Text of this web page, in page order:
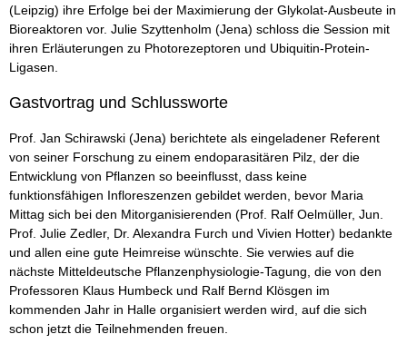
(Leipzig) ihre Erfolge bei der Maximierung der Glykolat-Ausbeute in
Bioreaktoren vor. Julie Szyttenholm (Jena) schloss die Session mit
ihren Erläuterungen zu Photorezeptoren und Ubiquitin-Protein-
Ligasen.
Gastvortrag und Schlussworte
Prof. Jan Schirawski (Jena) berichtete als eingeladener Referent
von seiner Forschung zu einem endoparasitären Pilz, der die
Entwicklung von Pflanzen so beeinflusst, dass keine
funktionsfähigen Infloreszenzen gebildet werden, bevor Maria
Mittag sich bei den Mitorganisierenden (Prof. Ralf Oelmüller, Jun.
Prof. Julie Zedler, Dr. Alexandra Furch und Vivien Hotter) bedankte
und allen eine gute Heimreise wünschte. Sie verwies auf die
nächste Mitteldeutsche Pflanzenphysiologie-Tagung, die von den
Professoren Klaus Humbeck und Ralf Bernd Klösgen im
kommenden Jahr in Halle organisiert werden wird, auf die sich
schon jetzt die Teilnehmenden freuen.